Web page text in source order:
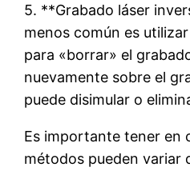
5. **Grabado láser
menos común es
para «borrar» el
nuevamente sobre el
puede disimular o
Es importante tener en
métodos pueden variar